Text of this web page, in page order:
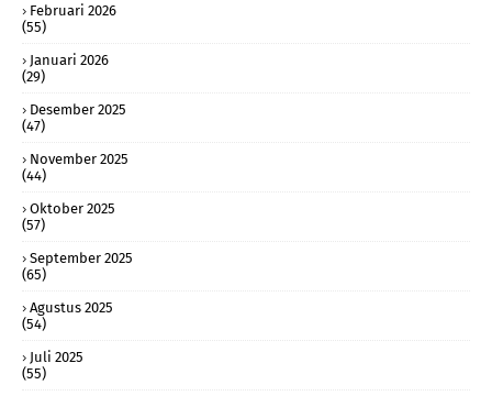
Februari 2026
(55)
Januari 2026
(29)
Desember 2025
(47)
November 2025
(44)
Oktober 2025
(57)
September 2025
(65)
Agustus 2025
(54)
Juli 2025
(55)